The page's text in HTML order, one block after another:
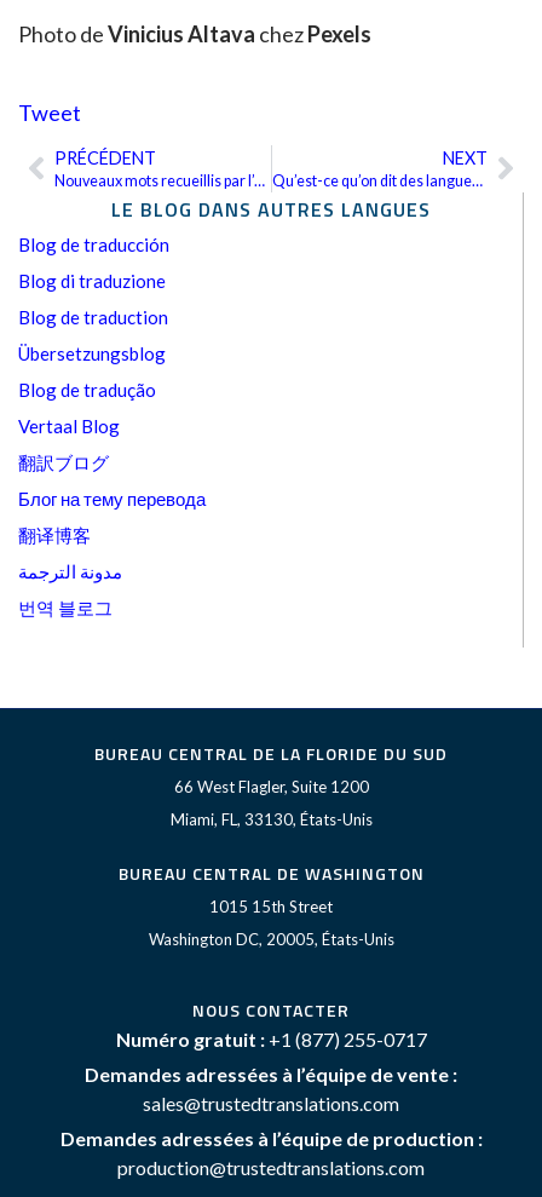
LE BLOG DANS AUTRES LANGUES
Blog de traducción
Blog di traduzione
Blog de traduction
Übersetzungsblog
Blog de tradução
Vertaal Blog
翻訳ブログ
Блог на тему перевода
翻译博客
مدونة الترجمة
번역 블로그
Photo deVinicius Altava chezPexels
Tweet
Précédent
PRÉCÉDENT
Nouveaux mots recueillis par l’Académie Royale Espagnole
NEXT
Qu’est-ce qu’on dit des langues auxiliaires internationales ?
BUREAU CENTRAL DE LA FLORIDE DU SUD
66 West Flagler, Suite 1200
Miami, FL, 33130, États-Unis
BUREAU CENTRAL DE WASHINGTON
1015 15th Street
Washington DC, 20005, États-Unis
NOUS CONTACTER
Numéro gratuit : +1 (877) 255-0717
Demandes adressées à l’équipe de vente :
sales@trustedtranslations.com
Demandes adressées à l’équipe de production :
production@trustedtranslations.com